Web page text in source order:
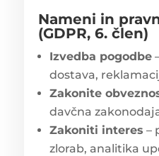
Nameni in
(GDPR, 6. člen)
Izvedba pogodbe
dostava,
Zakonite
davčna
Zakoniti interes –
zlorab, analitika